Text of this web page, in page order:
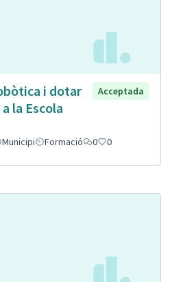
i dotar
la Escola
Acceptada
Municipi Formació 0 0